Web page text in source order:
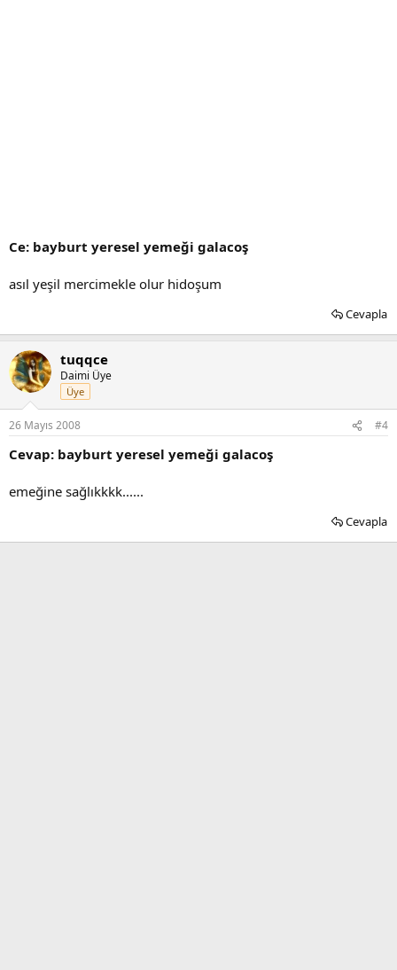
Ce: bayburt yeresel yemeği galacoş
asıl yeşil mercimekle olur hidoşum
Cevapla
tuqqce
Daimi Üye
Üye
26 Mayıs 2008 #4
Cevap: bayburt yeresel yemeği galacoş
emeğine sağlıkkkk......
Cevapla